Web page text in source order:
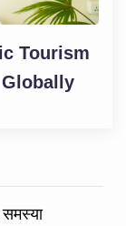
Tourism
समस्या